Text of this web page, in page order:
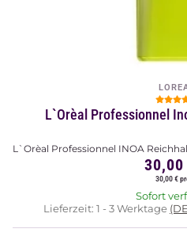
L`Orèal Professionnel
L`Orèal Professionnel INOA
30,00
30,00 €
Sofort
Lieferzeit: 1 - 3 Werktage